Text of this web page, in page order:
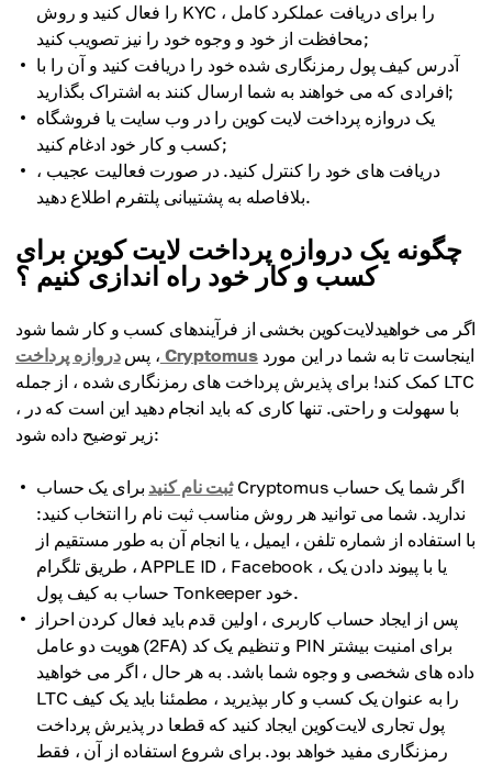
را فعال کنید و روش KYC را برای دریافت عملکرد کامل ،
محافظت از خود و وجوه خود را نیز تصویب کنید;
آدرس کیف پول رمزنگاری شده خود را دریافت کنید و آن را با
افرادی که می خواهند به شما ارسال کنند به اشتراک بگذارید;
یک دروازه پرداخت لایت کوین را در وب سایت یا فروشگاه
کسب و کار خود ادغام کنید;
دریافت های خود را کنترل کنید. در صورت فعالیت عجیب ،
بلافاصله به پشتیبانی پلتفرم اطلاع دهید.
چگونه یک دروازه پرداخت لایت کوین برای
کسب و کار خود راه اندازی کنیم ؟
اگر می خواهیدلایت‌کوین بخشی از فرآیندهای کسب و کار شما شود
، پس دروازه پرداخت Cryptomusاینجاست تا به شما در این مورد
کمک کند! برای پذیرش پرداخت های رمزنگاری شده ، از جمله LTC
، با سهولت و راحتی. تنها کاری که باید انجام دهید این است که در
زیر توضیح داده شود:
ثبت نام کنید برای یک حساب Cryptomus اگر شما یک حساب
ندارید. شما می توانید هر روش مناسب ثبت نام را انتخاب کنید:
با استفاده از شماره تلفن ، ایمیل ، یا انجام آن به طور مستقیم از
طریق تلگرام ، APPLE ID ، Facebook ، یا با پیوند دادن یک
حساب به کیف پول Tonkeeper خود.
پس از ایجاد حساب کاربری ، اولین قدم باید فعال کردن احراز
هویت دو عامل (2FA) و تنظیم یک کد PIN برای امنیت بیشتر
داده های شخصی و وجوه شما باشد. به هر حال ، اگر می خواهید
LTC را به عنوان یک کسب و کار بپذیرید ، مطمئنا باید یک کیف
پول تجاری لایت‌کوین ایجاد کنید که قطعا در پذیرش پرداخت
رمزنگاری مفید خواهد بود. برای شروع استفاده از آن ، فقط